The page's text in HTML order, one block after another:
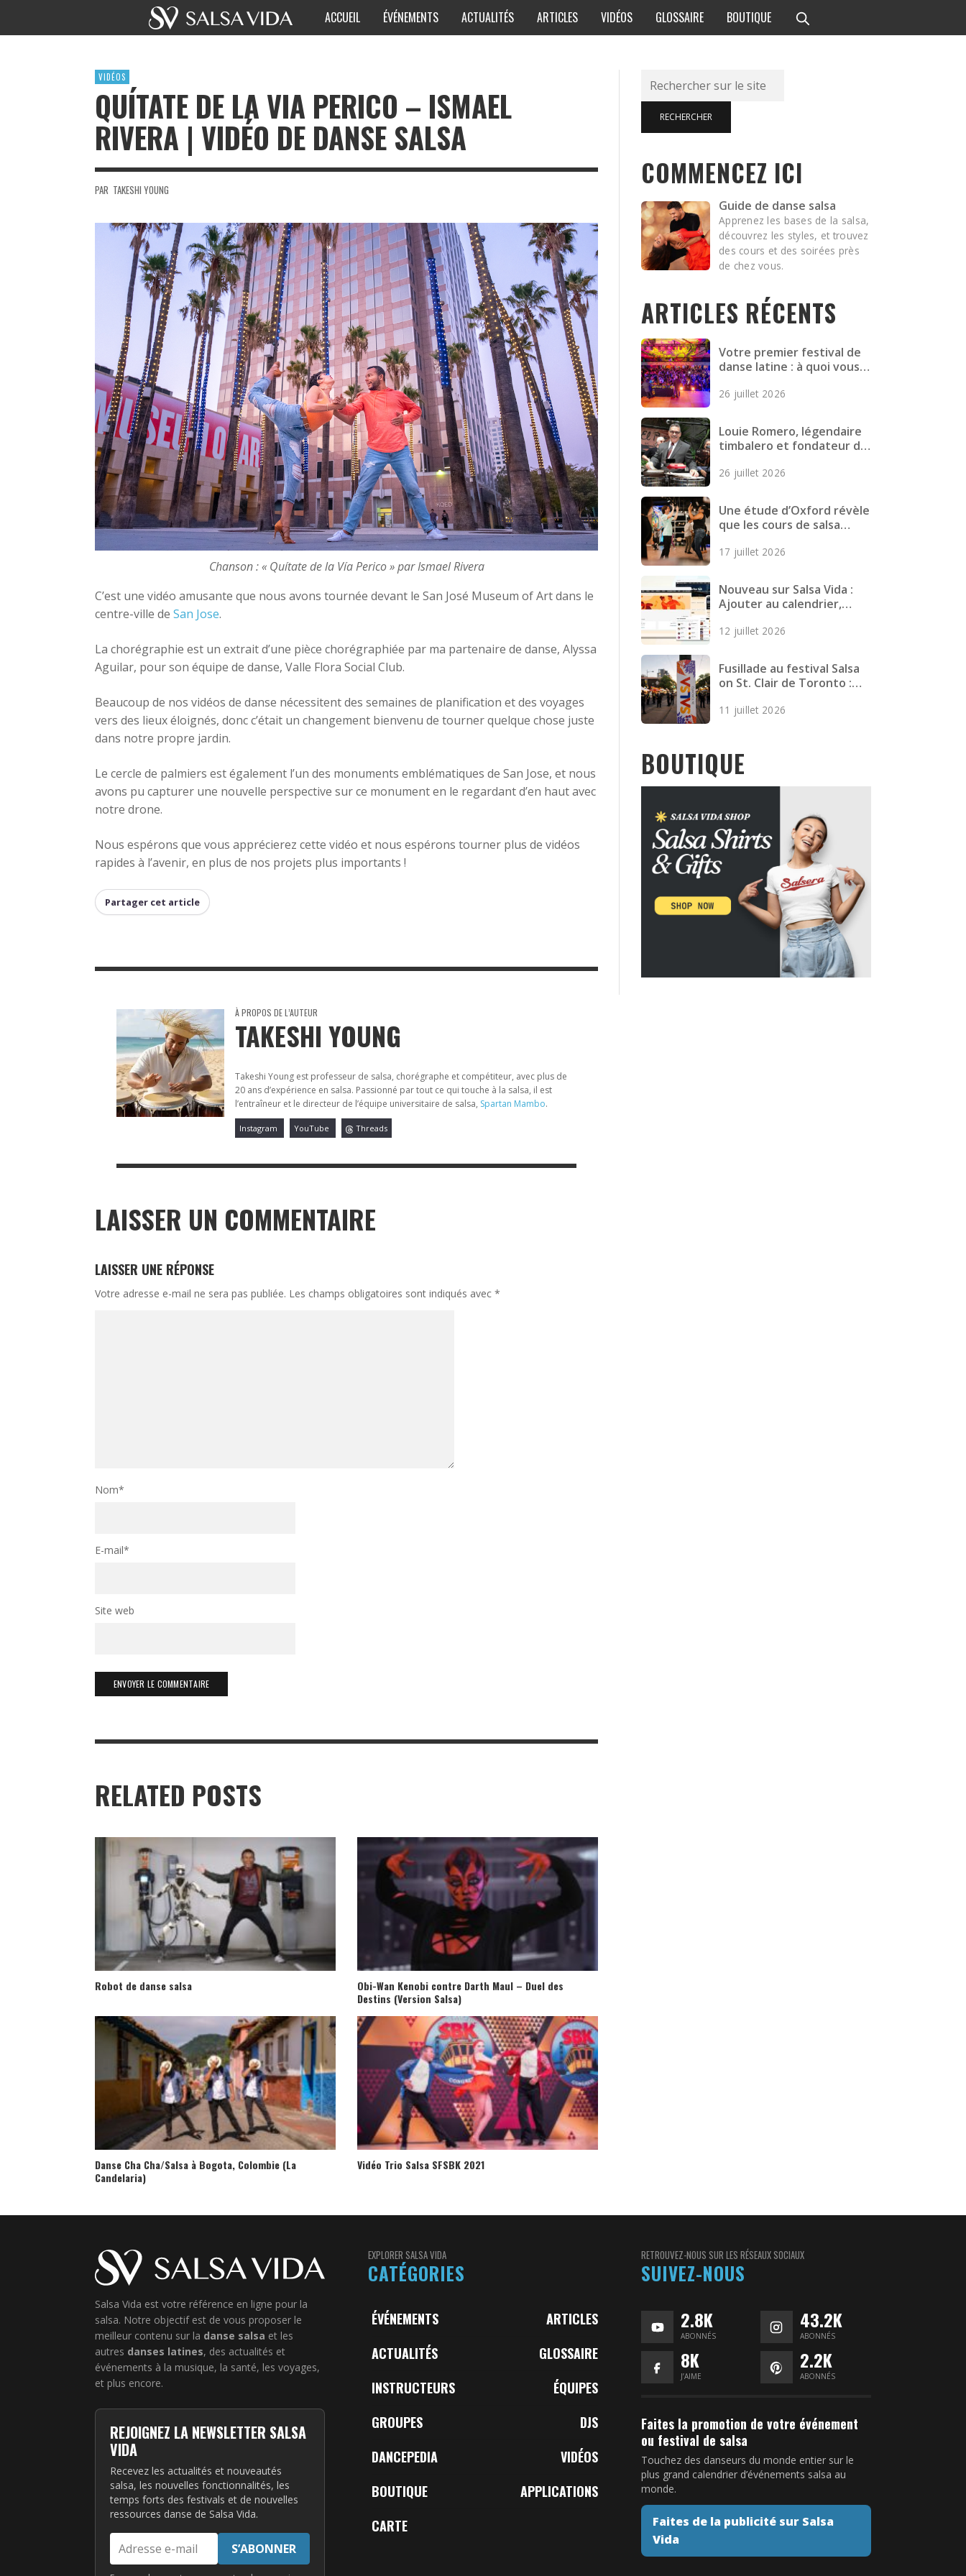
ACCUEIL ÉVÉNEMENTS ACTUALITÉS ARTICLES VIDÉOS GLOSSAIRE BOUTIQUE
VIDÉOS
QUÍTATE DE LA VIA PERICO – ISMAEL
RIVERA | VIDÉO DE DANSE SALSA
PAR TAKESHI YOUNG
Chanson : « Quítate de la Vía Perico » par Ismael Rivera
C’est une vidéo amusante que nous avons tournée devant le San José Museum of Art dans le
centre-ville de San Jose.
La chorégraphie est un extrait d’une pièce chorégraphiée par ma partenaire de danse, Alyssa
Aguilar, pour son équipe de danse, Valle Flora Social Club.
Beaucoup de nos vidéos de danse nécessitent des semaines de planification et des voyages
vers des lieux éloignés, donc c’était un changement bienvenu de tourner quelque chose juste
dans notre propre jardin.
Le cercle de palmiers est également l’un des monuments emblématiques de San Jose, et nous
avons pu capturer une nouvelle perspective sur ce monument en le regardant d’en haut avec
notre drone.
Nous espérons que vous apprécierez cette vidéo et nous espérons tourner plus de vidéos
rapides à l’avenir, en plus de nos projets plus importants !
Partager cet article
À PROPOS DE L’AUTEUR
TAKESHI YOUNG
Takeshi Young est professeur de salsa, chorégraphe et compétiteur, avec plus de
20 ans d’expérience en salsa. Passionné par tout ce qui touche à la salsa, il est
l’entraîneur et le directeur de l’équipe universitaire de salsa, Spartan Mambo.
Instagram YouTube Threads
LAISSER UN COMMENTAIRE
LAISSER UNE RÉPONSE
Votre adresse e-mail ne sera pas publiée. Les champs obligatoires sont indiqués avec *
Nom*
E-mail*
Site web
RELATED POSTS
Robot de danse salsa
Obi-Wan Kenobi contre Darth Maul – Duel des
Destins (Version Salsa)
Danse Cha Cha/Salsa à Bogota, Colombie (La
Candelaria)
Vidéo Trio Salsa SFSBK 2021
Rechercher
RECHERCHER
COMMENCEZ ICI
Guide de danse salsa
Apprenez les bases de la salsa,
découvrez les styles, et trouvez
des cours et des soirées près
de chez vous.
ARTICLES RÉCENTS
Votre premier festival de
danse latine : à quoi vous
préparer et quoi emporter
26 juillet 2026
Louie Romero, légendaire
timbalero et fondateur de
26 juillet 2026
Une étude d’Oxford révèle
que les cours de salsa
dépressifs chez les jeunes
17 juillet 2026
Nouveau sur Salsa Vida :
Ajouter au calendrier,
plus rapides et plus encore
12 juillet 2026
Fusillade au festival Salsa
on St. Clair de Toronto :
blessés
11 juillet 2026
BOUTIQUE
Salsa Vida est votre référence en ligne pour la
salsa. Notre objectif est de vous proposer le
meilleur contenu sur la danse salsa et les
autres danses latines, des actualités et
événements à la musique, la santé, les voyages,
et plus encore.
REJOIGNEZ LA NEWSLETTER SALSA
VIDA
Recevez les actualités et nouveautés
salsa, les nouvelles fonctionnalités, les
temps forts des festivals et de nouvelles
ressources danse de Salsa Vida.
Adresse
e-
S’ABONNER
EXPLORER SALSA VIDA
CATÉGORIES
ARTICLES
ÉVÉNEMENTS
GLOSSAIRE
ACTUALITÉS
ÉQUIPES
INSTRUCTEURS
DJS
GROUPES
VIDÉOS
DANCEPEDIA
APPLICATIONS
BOUTIQUE
CARTE
RETROUVEZ-NOUS SUR LES RÉSEAUX SOCIAUX
SUIVEZ-NOUS
2.8K
ABONNÉS
43.2K
ABONNÉS
8K
J’AIME
2.2K
ABONNÉS
Faites la promotion de votre événement
ou festival de salsa
Touchez des danseurs du monde entier sur le
plus grand calendrier d’événements salsa au
monde.
Faites de la publicité sur Salsa
Vida